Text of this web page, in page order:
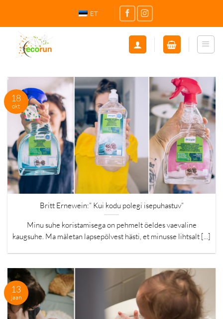
content
ET
Britt Ernewein:” Kui kodu polegi isepuhastuv”
Minu suhe koristamisega on pehmelt öeldes vaevaline
kaugsuhe. Ma mäletan lapsepõlvest hästi, et minusse lihtsalt [...]
18
okt
13
jaan